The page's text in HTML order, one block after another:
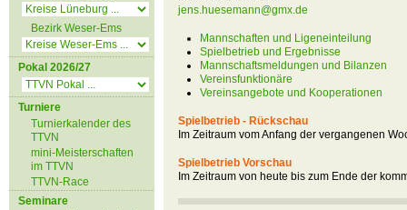
Bezirk Weser-Ems
Pokal 2026/27
Turniere
Turnierkalender des
TTVN
mini-Meisterschaften
im TTVN
TTVN-Race
Seminare
jens.huesemann@gmx.de
Mannschaften und Ligeneinteilung
Spielbetrieb und Ergebnisse
Mannschaftsmeldungen und Bilanzen
Vereinsfunktionäre
Vereinsangebote und Kooperationen
Spielbetrieb - Rückschau
Im Zeitraum vom Anfang der vergangenen
Spielbetrieb Vorschau
Im Zeitraum von heute bis zum Ende der